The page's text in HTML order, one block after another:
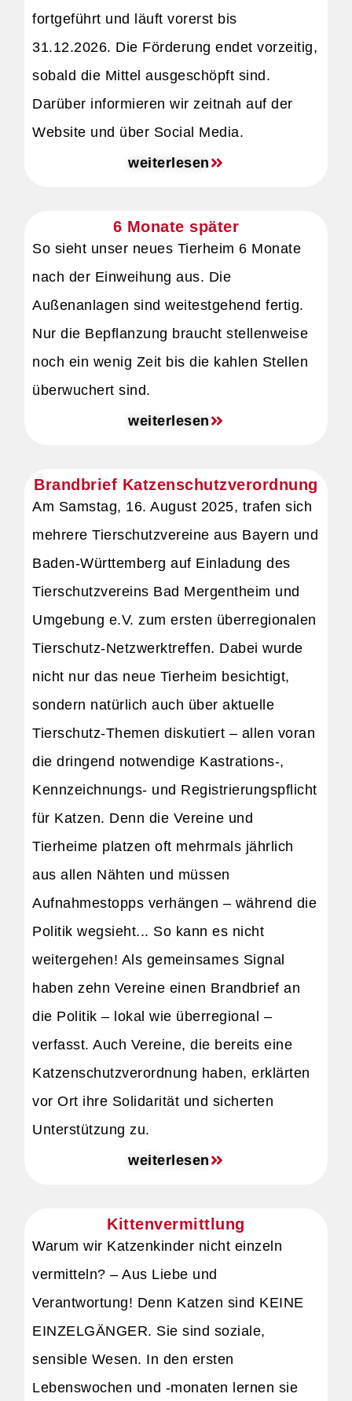
fortgeführt und läuft vorerst bis
31.12.2026. Die Förderung endet vorzeitig,
sobald die Mittel ausgeschöpft sind.
Darüber informieren wir zeitnah auf der
Website und über Social Media.
weiterlesen
6 Monate später
So sieht unser neues Tierheim 6 Monate
nach der Einweihung aus. Die
Außenanlagen sind weitestgehend fertig.
Nur die Bepflanzung braucht stellenweise
noch ein wenig Zeit bis die kahlen Stellen
überwuchert sind.
weiterlesen
Brandbrief Katzenschutzverordnung
Am Samstag, 16. August 2025, trafen sich
mehrere Tierschutzvereine aus Bayern und
Baden-Württemberg auf Einladung des
Tierschutzvereins Bad Mergentheim und
Umgebung e.V. zum ersten überregionalen
Tierschutz-Netzwerktreffen. Dabei wurde
nicht nur das neue Tierheim besichtigt,
sondern natürlich auch über aktuelle
Tierschutz-Themen diskutiert – allen voran
die dringend notwendige Kastrations-,
Kennzeichnungs- und Registrierungspflicht
für Katzen. Denn die Vereine und
Tierheime platzen oft mehrmals jährlich
aus allen Nähten und müssen
Aufnahmestopps verhängen – während die
Politik wegsieht... So kann es nicht
weitergehen! Als gemeinsames Signal
haben zehn Vereine einen Brandbrief an
die Politik – lokal wie überregional –
verfasst. Auch Vereine, die bereits eine
Katzenschutzverordnung haben, erklärten
vor Ort ihre Solidarität und sicherten
Unterstützung zu.
weiterlesen
Kittenvermittlung
Warum wir Katzenkinder nicht einzeln
vermitteln? – Aus Liebe und
Verantwortung! Denn Katzen sind KEINE
EINZELGÄNGER. Sie sind soziale,
sensible Wesen. In den ersten
Lebenswochen und -monaten lernen sie